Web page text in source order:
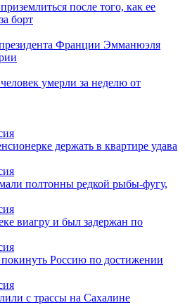
после того, как ее
борт
Франции Эмманюэля
умерли за неделю от
держать в квартире удава
полтонны редкой рыбы-фугу,
виагру и был задержан по
покинуть Россию по достижении
с трассы на Сахалине